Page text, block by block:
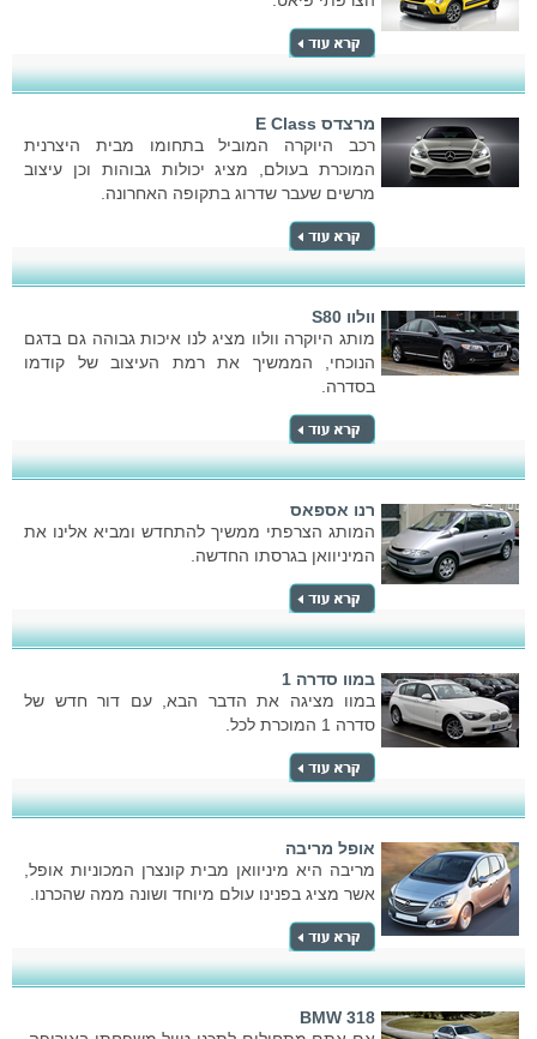
מרצדס E Class
רכב היוקרה המוביל בתחומו מבית היצרנית
המוכרת בעולם, מציג יכולות גבוהות וכן עיצוב
מרשים שעבר שדרוג בתקופה האחרונה.
וולוו S80
מותג היוקרה וולוו מציג לנו איכות גבוהה גם בדגם
הנוכחי, הממשיך את רמת העיצוב של קודמו
בסדרה.
רנו אספאס
המותג הצרפתי ממשיך להתחדש ומביא אלינו את
המיניוואן בגרסתו החדשה.
במוו סדרה 1
במוו מציגה את הדבר הבא, עם דור חדש של
סדרה 1 המוכרת לכל.
אופל מריבה
מריבה היא מיניוואן מבית קונצרן המכוניות אופל,
אשר מציג בפנינו עולם מיוחד ושונה ממה שהכרנו.
BMW 318